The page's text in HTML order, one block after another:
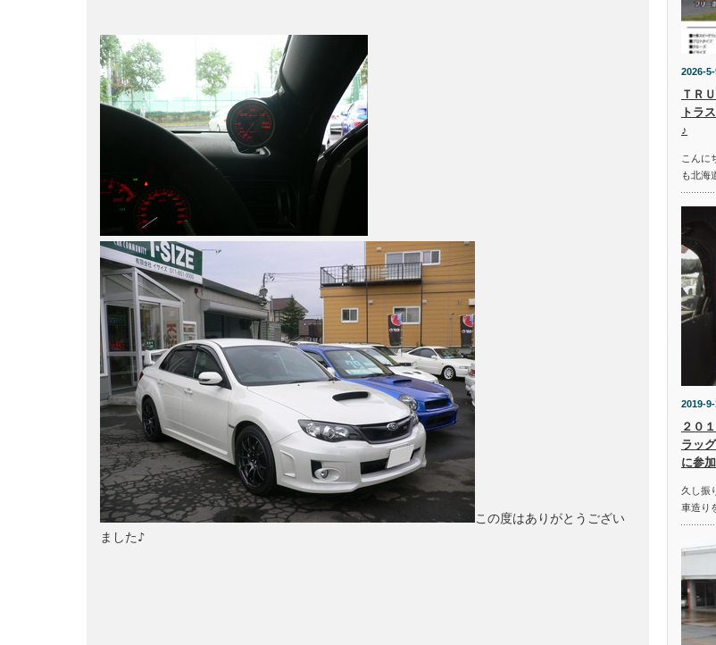
この度はありがとうござい
ました♪
2026-
ＴＲ
トラ
♪
こんに
も北海
2019-
２０
ラッ
に参
久し振
車造り